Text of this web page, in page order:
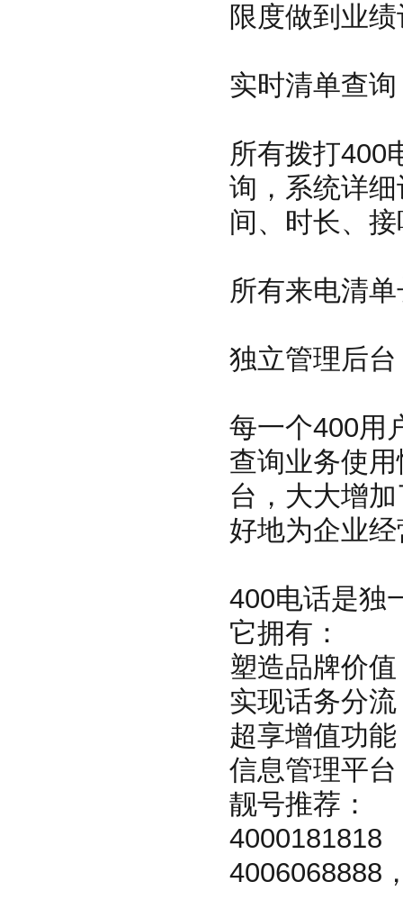
限度做到业
实时清单查询
所有拨打400
询，系统详
间、时长、
所有来电清
独立管理后台
每一个400用
查询业务使
台，大大增
好地为企业
400电话是独
它拥有：
塑造品牌价值
实现话务分
超享增值功
信息管理平
靓号推荐：
4000181818